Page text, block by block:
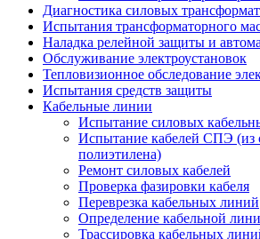
Диагностика силовых
Испытания трансформаторного
Наладка релейной защиты и
Обслуживание электроустановок
Тепловизионное обследование
Испытания средств защиты
Кабельные линии
Испытание силовых
Испытание кабелей СПЭ (из
полиэтилена)
Ремонт силовых кабелей
Проверка фазировки кабеля
Переврезка кабельных линий
Определение кабельной
Трассировка кабельных